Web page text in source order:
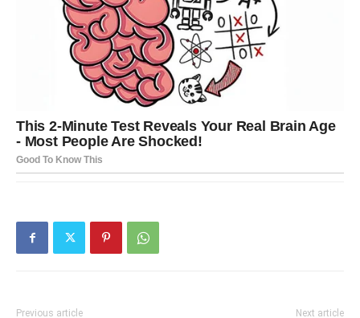
Previous article Next article